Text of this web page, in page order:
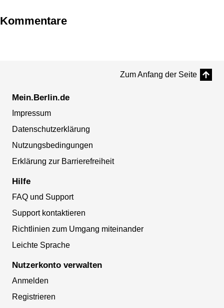
Kommentare
Zum Anfang der Seite
Mein.Berlin.de
Impressum
Datenschutzerklärung
Nutzungsbedingungen
Erklärung zur Barrierefreiheit
Hilfe
FAQ und Support
Support kontaktieren
Richtlinien zum Umgang miteinander
Leichte Sprache
Nutzerkonto verwalten
Anmelden
Registrieren